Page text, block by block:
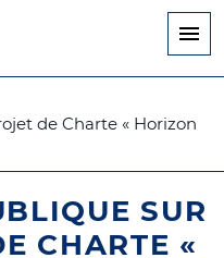
de Charte « Horizon
SUR
CHARTE «